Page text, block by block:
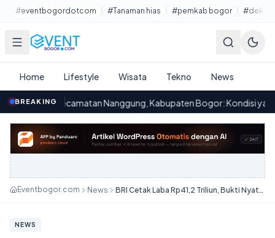
Lewati ke konten utama
#eventbogordotcom #Tanaman hias #pemkab bogor
Home Lifestyle Wisata Tekno News
BREAKINGNanggung, Kabupaten Bogor: Kondisi yang
Eventbogor.com News BRI Cetak Laba Rp41,2 Triliun, Bukti Nyata Dukungan untuk Ekonomi Kerakyatan
NEWS